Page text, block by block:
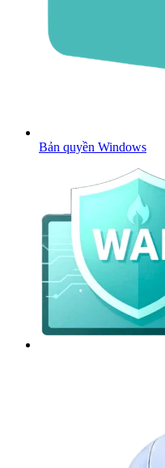
Bản quyền Windows